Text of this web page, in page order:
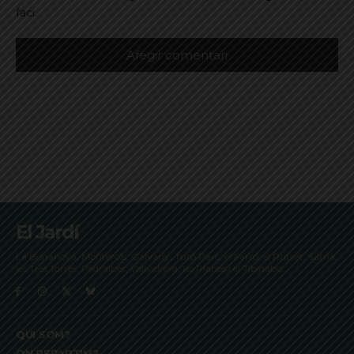
faci.
El Jardí
La Bonanova, Monterols, Galvany, Turó Parc, el Farró, el Putxet, Sarrià,
les Tres Torres, Pedralbes, Vallvidrera, les Planes i el Tibidabo
QUI SOM?